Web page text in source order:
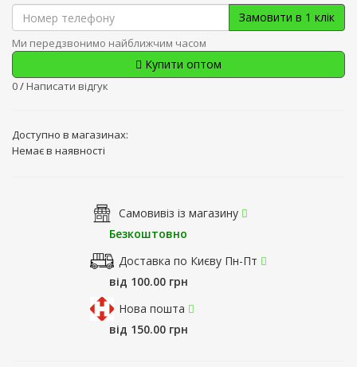
Замовити в 1 клік
Ми передзвонимо найближчим часом
Купити оптом
0/ Написати відгук
Доступно в магазинах:
Немає в наявності
Самовивіз із магазину
Безкоштовно
Доставка по Києву Пн-Пт
від 100.00 грн
Нова пошта
від 150.00 грн